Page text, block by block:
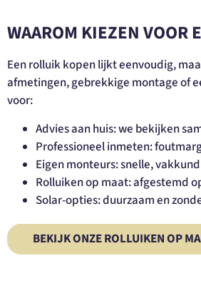
WAAROM KIEZEN VOOR
Een rolluik kopen lijkt eenvoudig,
afmetingen, gebrekkige montage of
voor:
Advies aan huis: we bekijken
Professioneel inmeten:
Eigen monteurs: snelle,
Rolluiken op maat: afgestemd
Solar-opties: duurzaam en
BEKIJK ONZE ROLLUIKEN OP